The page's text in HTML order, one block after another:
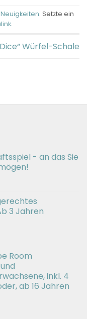
Neuigkeiten. Setzte ein
.
Würfel-Schale
- an das Sie
3 Jahren
Room
inkl. 4
ab 16 Jahren